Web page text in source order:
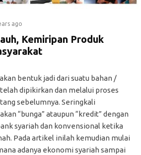
ago
Kemiripan Produk
bentuk jadi dari suatu bahan /
dipikirkan dan melalui proses
sebelumnya. Seringkali
“bunga” ataupun “kredit” dengan
syariah dan konvensional ketika
Pada artikel inilah kemudian mulai
adanya ekonomi syariah sampai